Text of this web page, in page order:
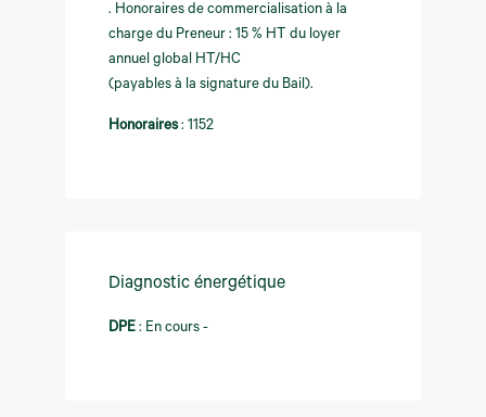
. Honoraires de commercialisation à la
charge du Preneur : 15 % HT du loyer
annuel global HT/HC
(payables à la signature du Bail).
Honoraires : 1152
Diagnostic énergétique
DPE : En cours -